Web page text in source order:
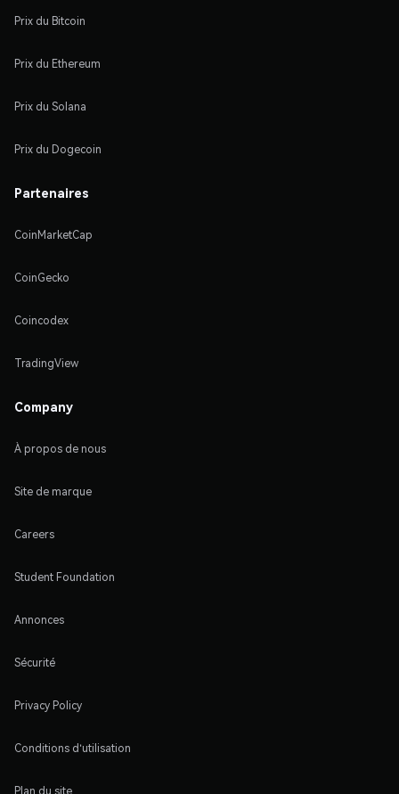
Prix du Bitcoin
Prix du Ethereum
Prix du Solana
Prix du Dogecoin
Partenaires
CoinMarketCap
CoinGecko
Coincodex
TradingView
Company
À propos de nous
Site de marque
Careers
Student Foundation
Annonces
Sécurité
Privacy Policy
Conditions d'utilisation
Plan du site